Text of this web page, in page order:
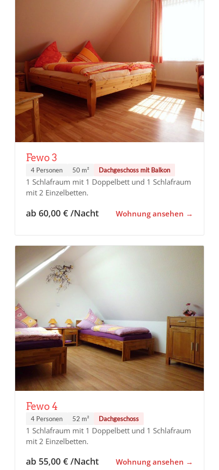
Fewo 3
4 Personen 50 m² Dachgeschoss mit Balkon
1 Schlafraum mit 1 Doppelbett und 1 Schlafraum
mit 2 Einzelbetten.
ab 60,00 € /Nacht Wohnung ansehen
Fewo 4
4 Personen 52 m² Dachgeschoss
1 Schlafraum mit 1 Doppelbett und 1 Schlafraum
mit 2 Einzelbetten.
ab 55,00 € /Nacht Wohnung ansehen